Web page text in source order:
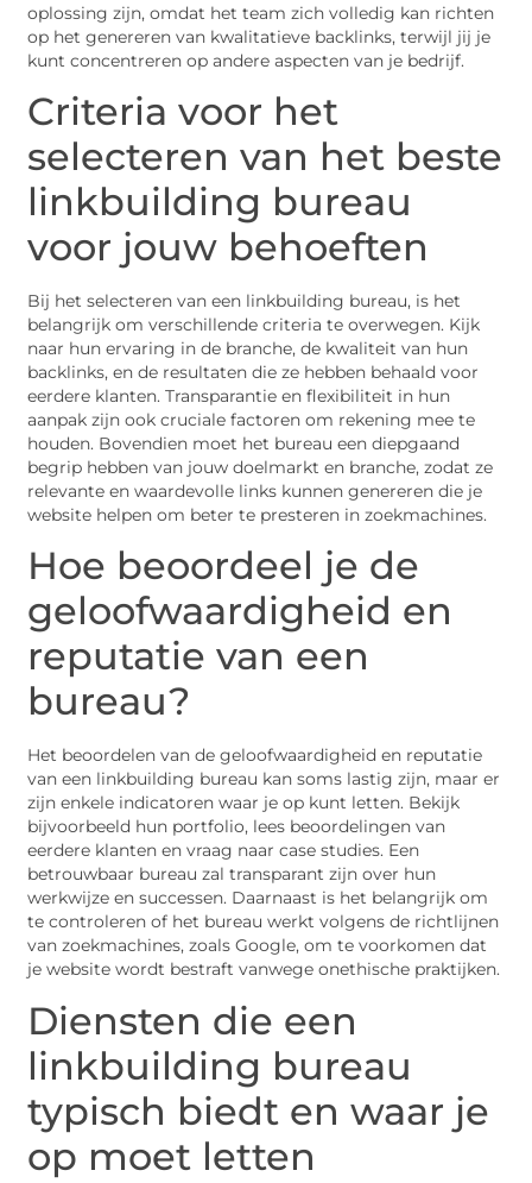
oplossing zijn, omdat het team zich volledig kan richten
op het genereren van kwalitatieve backlinks, terwijl jij je
kunt concentreren op andere aspecten van je bedrijf.
Criteria voor het
selecteren van het beste
linkbuilding bureau
voor jouw behoeften
Bij het selecteren van een linkbuilding bureau, is het
belangrijk om verschillende criteria te overwegen. Kijk
naar hun ervaring in de branche, de kwaliteit van hun
backlinks, en de resultaten die ze hebben behaald voor
eerdere klanten. Transparantie en flexibiliteit in hun
aanpak zijn ook cruciale factoren om rekening mee te
houden. Bovendien moet het bureau een diepgaand
begrip hebben van jouw doelmarkt en branche, zodat ze
relevante en waardevolle links kunnen genereren die je
website helpen om beter te presteren in zoekmachines.
Hoe beoordeel je de
geloofwaardigheid en
reputatie van een
bureau?
Het beoordelen van de geloofwaardigheid en reputatie
van een linkbuilding bureau kan soms lastig zijn, maar er
zijn enkele indicatoren waar je op kunt letten. Bekijk
bijvoorbeeld hun portfolio, lees beoordelingen van
eerdere klanten en vraag naar case studies. Een
betrouwbaar bureau zal transparant zijn over hun
werkwijze en successen. Daarnaast is het belangrijk om
te controleren of het bureau werkt volgens de richtlijnen
van zoekmachines, zoals Google, om te voorkomen dat
je website wordt bestraft vanwege onethische praktijken.
Diensten die een
linkbuilding bureau
typisch biedt en waar je
op moet letten